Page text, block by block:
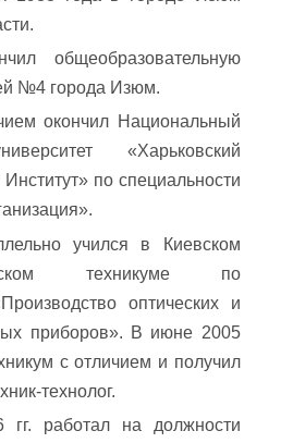
общеобразовательную
№4 города Изюм.
окончил Национальный
«Харьковский
по специальности
учился в Киевском
техникуме по
оптических и
приборов». В июне 2005
с отличием и получил
технолог.
работал на должности